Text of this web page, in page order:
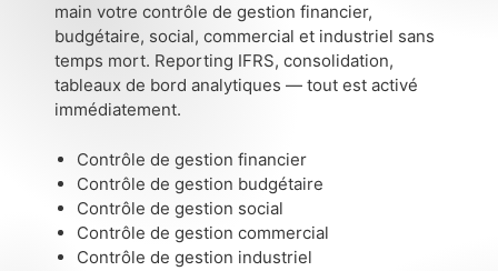
main votre contrôle de gestion financier,
budgétaire, social, commercial et industriel sans
temps mort. Reporting IFRS, consolidation,
tableaux de bord analytiques — tout est activé
immédiatement.
Contrôle de gestion financier
Contrôle de gestion budgétaire
Contrôle de gestion social
Contrôle de gestion commercial
Contrôle de gestion industriel